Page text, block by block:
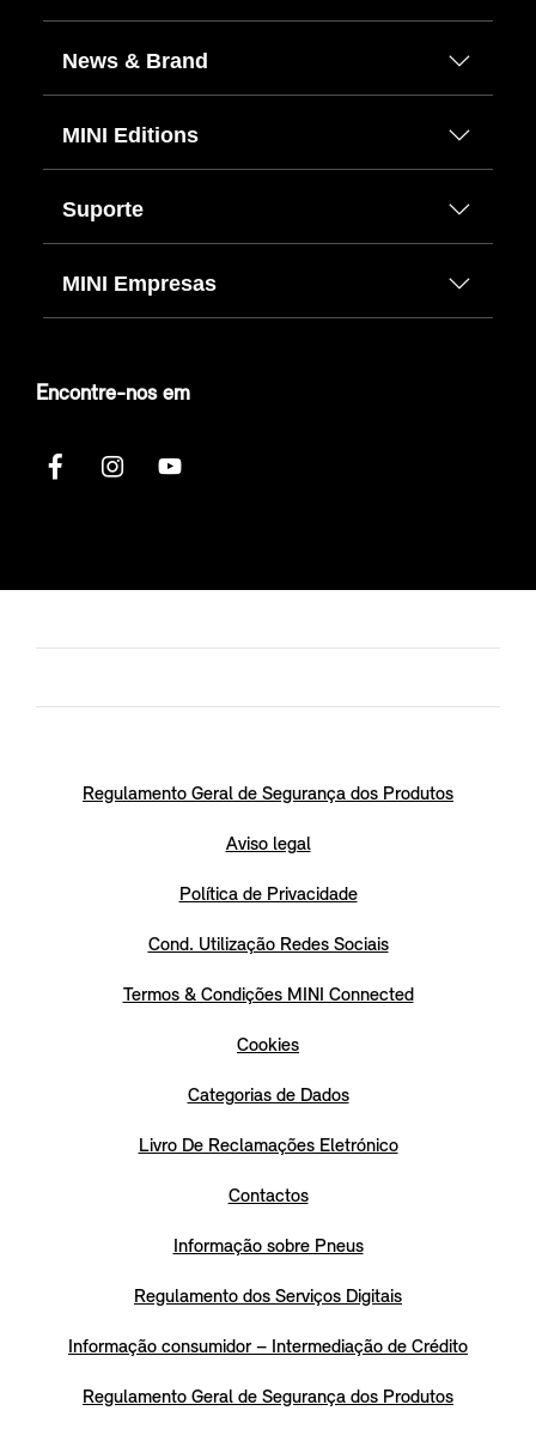
News & Brand
MINI Editions
Suporte
MINI Empresas
Encontre-nos em
Regulamento Geral de Segurança dos Produtos
Aviso legal
Política de Privacidade
Cond. Utilização Redes Sociais
Termos & Condições MINI Connected
Cookies
Categorias de Dados
Livro De Reclamações Eletrónico
Contactos
Informação sobre Pneus
Regulamento dos Serviços Digitais
Informação consumidor – Intermediação de Crédito
Regulamento Geral de Segurança dos Produtos